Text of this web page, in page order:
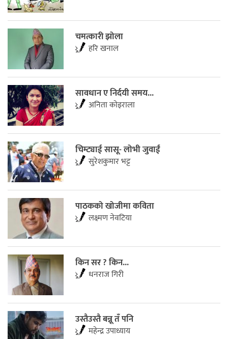
चमत्कारी झोला
हरि खनाल
सावधान ए निर्दयी समय...
अनिता काेइराला
चिम्ट्याई सासू- लोभी जुवाईं
सुरेशकुमार भट्ट
पाठकको खोजीमा कविता
लक्ष्मण नेवटिया
किन सर ? किन...
धनराज गिरी
उस्तैउस्तै बन्नू तँ पनि
महेन्द्र उपाध्याय